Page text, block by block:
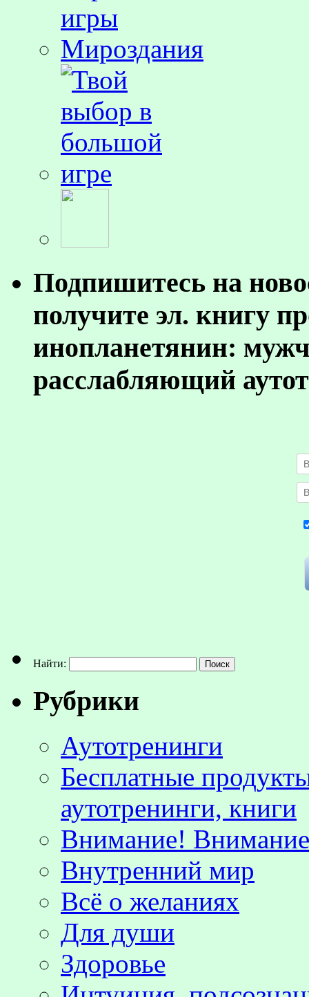
Подпишитесь на
получите эл. книгу
инопланетянин:
расслабляющий
Найти:
Рубрики
Аутотренинги
Бесплатные
аутотренинги, книги
Внимание!
Внутренний мир
Всё о желаниях
Для души
Здоровье